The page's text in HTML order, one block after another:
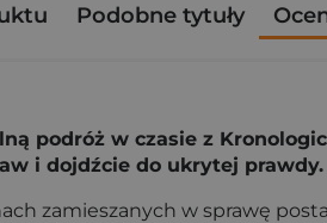
Podobne tytuły
podróż w czasie z
i dojdźcie do ukrytej prawdy.
zamieszanych w sprawę